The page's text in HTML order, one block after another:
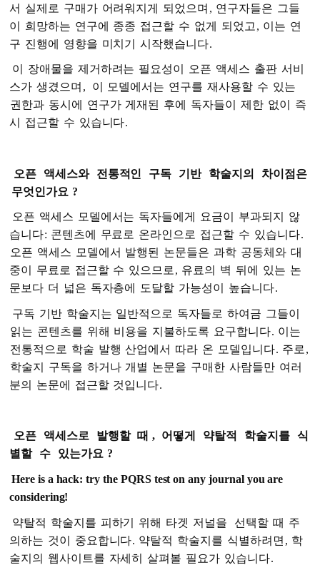
서 실제로 구매가 어려워지게 되었으며 , 연구자들은 그들
이
희망하는 연구에 종종 접근할 수 없게 되었고 , 이는 연
구 진행에 영향을 미치기 시작했습니다.
이 장애물을 제거하려는 필요성이 오픈 액세스 출판 서비
스가 생겼으며 , 이 모델에서는 연구를 재사용할 수 있는
권한과 동시에 연구가 게재된 후에 독자들이 제한 없이
즉
시
접근할 수 있습니다.
오픈 액세스와 전통적인 구독 기반 학술지의
차이점은
무엇인가요 ?
오픈 액세스 모델에서는 독자들에게 요금이 부과되지
않
습니다: 콘텐츠에 무료로 온라인으로 접근할 수 있습니다.
오픈 액세스 모델에서 발행된 논문들은 과학 공동체와 대
중이
무료로 접근할 수 있으므로 , 유료의 벽 뒤에 있는 논
문보다 더 넓은 독자층에 도달할 가능성이 높습니다.
구독 기반 학술지는 일반적으로 독자들로 하여금 그들이
읽는 콘텐츠를 위해 비용을 지불하도록 요구합니다. 이는
전통적으로 학술 발행 산업에서 따라 온 모델입니다. 주로 ,
학술지
구독을 하거나 개별 논문을 구매한 사람들만 여러
분의
논문에 접근할 것입니다.
오픈 액세스로 발행할 때 , 어떻게 약탈적 학술지를
식
별할
수 있는가요 ?
Here is a hack: try the PQRS test on any journal you are
considering!
약탈적 학술지를 피하기 위해 타겟 저널을 선택할 때 주
의하는 것이 중요합니다. 약탈적 학술지를 식별하려면 , 학
술지의
웹사이트를 자세히 살펴볼 필요가 있습니다.